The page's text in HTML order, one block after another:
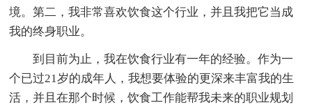
境。第二，我非常喜欢饮食这个行业，并且我把它当成
我的终身职业。
到目前为止，我在饮食行业有一年的经验。作为一
个已过21岁的成年人，我想要体验的更深来丰富我的生
活，并且在那个时候，饮食工作能帮我未来的职业规划